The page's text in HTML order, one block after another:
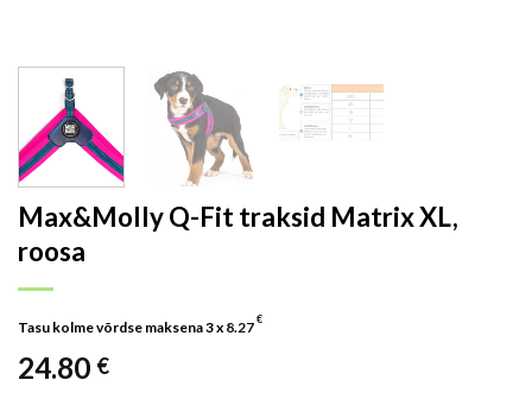
Max&Molly Q-Fit traksid Matrix XL,
roosa
Tasu kolme võrdse maksena 3 x 8.27
€
24.80 €